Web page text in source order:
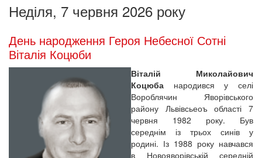
Неділя, 7 червня 2026 року
День народження Героя Небесної Сотні
Віталія Коцюби
Віталій Миколайович
Коцюба народився у селі
Вороблячин Яворівського
району Львівсьеоъ області 7
червня 1982 року. Був
середнім із трьох синів у
родині. Із 1988 року навчався
в Новояворівській середній